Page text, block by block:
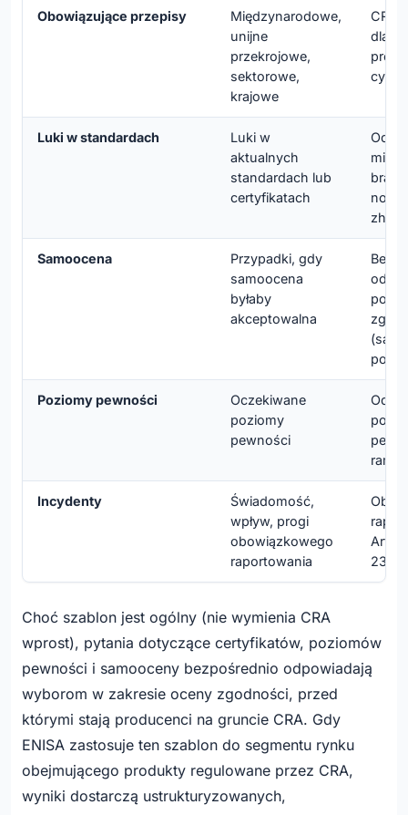
Obowiązujące przepisy
Międzynarodowe,
unijne
przekrojowe,
sektorowe,
krajowe
CRA
dla
Luki w standardach
Luki w
aktualnych
standardach lub
certyfikatach
norm
Samoocena
Przypadki, gdy
samoocena
byłaby
akceptowalna
Poziomy pewności
Oczekiwane
poziomy
pewności
Incydenty
Świadomość,
wpływ, progi
obowiązkowego
raportowania
Art.
23
Choć szablon jest ogólny (nie wymienia CRA
wprost), pytania dotyczące certyfikatów, poziomów
pewności i samooceny bezpośrednio odpowiadają
wyborom w zakresie oceny zgodności, przed
którymi stają producenci na gruncie CRA. Gdy
ENISA zastosuje ten szablon do segmentu rynku
obejmującego produkty regulowane przez CRA,
wyniki dostarczą ustrukturyzowanych,